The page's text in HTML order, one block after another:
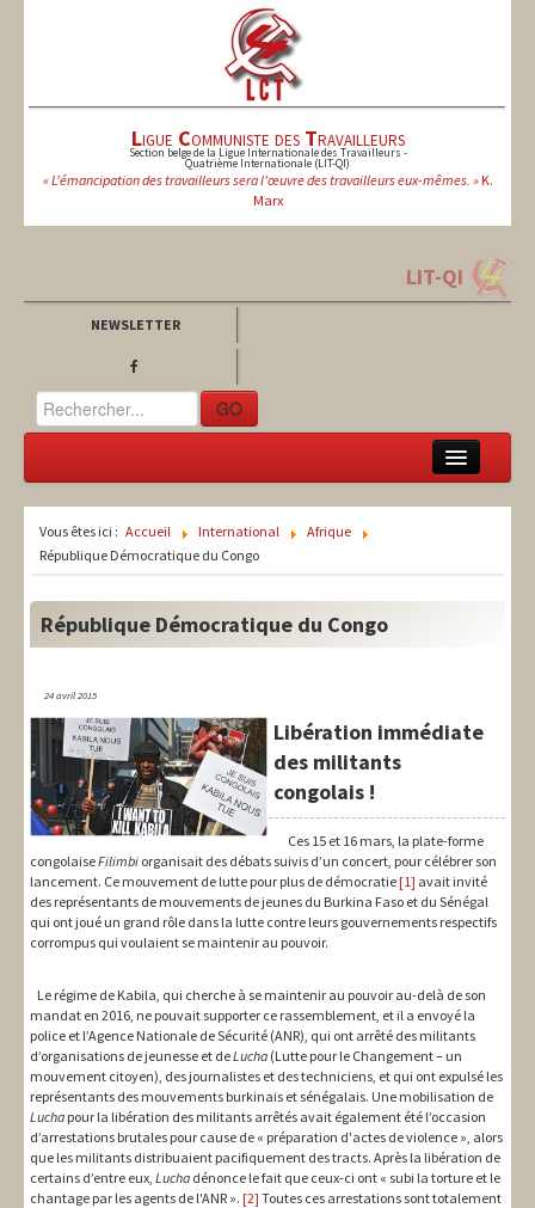
Ligue Communiste des Travailleurs
Section belge de la Ligue Internationale des Travailleurs -
Quatrième Internationale (LIT-QI)
« L'émancipation des travailleurs sera l'œuvre des travailleurs eux-mêmes. »K.
Marx
LIT-QI
NEWSLETTER
GO
National
International
Syndical
Social
Thèmes
Vous êtes ici : Accueil International
Afrique
République Démocratique du Congo
République Démocratique du Congo
24 avril 2015
Libération immédiate
des militants
congolais !
Ces 15 et 16 mars, la plate-forme
congolaiseFilimbi organisait des débats suivis d’un concert, pour célébrer son
lancement. Ce mouvement de lutte pour plus de démocratie [1] avait invité
des représentants de mouvements de jeunes du Burkina Faso et du Sénégal
qui ont joué un grand rôle dans la lutte contre leurs gouvernements respectifs
corrompus qui voulaient se maintenir au pouvoir.
Le régime de Kabila, qui cherche à se maintenir au pouvoir au-delà de son
mandat en 2016, ne pouvait supporter ce rassemblement, et il a envoyé la
police et l’Agence Nationale de Sécurité (ANR), qui ont arrêté des militants
d’organisations de jeunesse et deLucha (Lutte pour le Changement – un
mouvement citoyen), des journalistes et des techniciens, et qui ont expulsé les
représentants des mouvements burkinais et sénégalais. Une mobilisation de
Lucha pour la libération des militants arrêtés avait également été l’occasion
d’arrestations brutales pour cause de « préparation d'actes de violence », alors
que les militants distribuaient pacifiquement des tracts. Après la libération de
certains d’entre eux, Lucha dénonce le fait que ceux-ci ont « subi la torture et le
chantage par les agents de l'ANR ». [2] Toutes ces arrestations sont totalement